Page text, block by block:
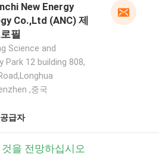
New Energy
Co.,Ltd (ANC) 제
필
Science and
Park 12 building 808,
,중국
급자
을 전망하십시오